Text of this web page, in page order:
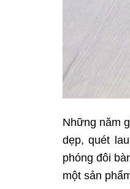
Những năm
dẹp, quét
phóng đôi
một sản